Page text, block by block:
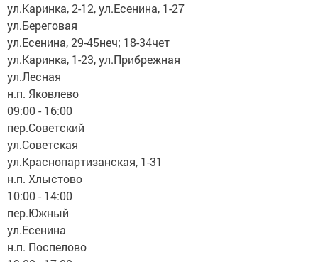
ул.Каринка, 2-12, ул.Есенина, 1-27
ул.Береговая
ул.Есенина, 29-45неч; 18-34чет
ул.Каринка, 1-23, ул.Прибрежная
ул.Лесная
н.п. Яковлево
09:00 - 16:00
пер.Советский
ул.Советская
ул.Краснопартизанская, 1-31
н.п. Хлыстово
10:00 - 14:00
пер.Южный
ул.Есенина
н.п. Поспелово